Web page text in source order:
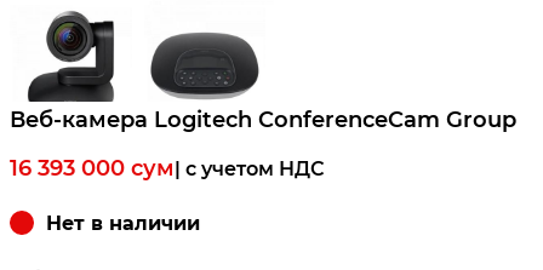
Веб-камера Logitech ConferenceCam Group
16 393 000 сум| c учетом НДС
Нет в наличии